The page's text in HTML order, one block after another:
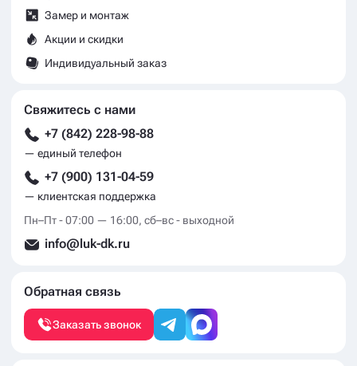
Замер и монтаж
Акции и скидки
Индивидуальный заказ
Свяжитесь с нами
+7 (842) 228-98-88
— единый телефон
+7 (900) 131-04-59
— клиентская поддержка
Пн–Пт - 07:00 — 16:00, сб–вс - выходной
info@luk-dk.ru
Обратная связь
Заказать звонок